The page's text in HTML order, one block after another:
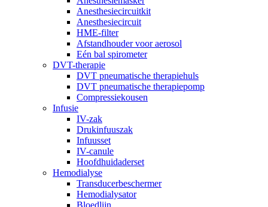
Anesthesiecircuitkit
Anesthesiecircuit
HME-filter
Afstandhouder voor aerosol
Eén bal spirometer
DVT-therapie
DVT pneumatische therapiehuls
DVT pneumatische therapiepomp
Compressiekousen
Infusie
IV-zak
Drukinfuuszak
Infuusset
IV-canule
Hoofdhuidaderset
Hemodialyse
Transducerbeschermer
Hemodialysator
Bloedlijn